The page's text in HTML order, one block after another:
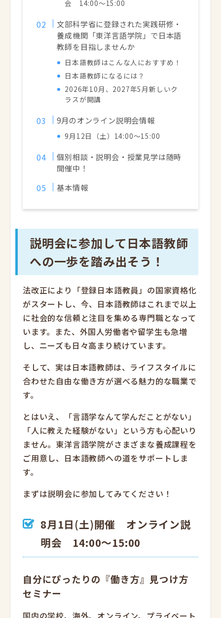
会 14:00～15:00
文部科学省に登録された実践研修・
養成機関「東洋言語学院」で日本語
教師を目指しませんか
日本語教師はこんな人におすすめ！
日本語教師になるには？
2026年10月、2027年5月新しいク
ラスが開講
9月のオンライン説明会情報
9月12日（土）14:00～15:00
個別相談・説明会・授業見学は随時
開催中！
基本情報
説明会に参加して日本語教師
への一歩を踏み出そう！
法改正により「登録日本語教員」の国家資格化
がスタートし、今、日本語教師はこれまで以上
に社会的な信頼と注目を集める専門職となって
います。また、外国人労働者や留学生も急増
し、ニーズも日々高まり続けています。
そして、実は日本語教師は、ライフスタイルに
合わせた自由な働き方が選べる魅力的な職業で
す。
とはいえ、「言語学なんて学んだことがない」
「人に教えた経験がない」という方も心配いり
ません。東洋言語学院がさまざまな養成課程を
ご用意し、日本語教師への道をサポートしま
す。
まずは説明会に参加してみてください！
8月1日(土)開催 オンライン説
明会 14:00～15:00
自分にぴったりの『働き方』見つけ方
セミナー
国内の学校、海外、オンライン、プライベート